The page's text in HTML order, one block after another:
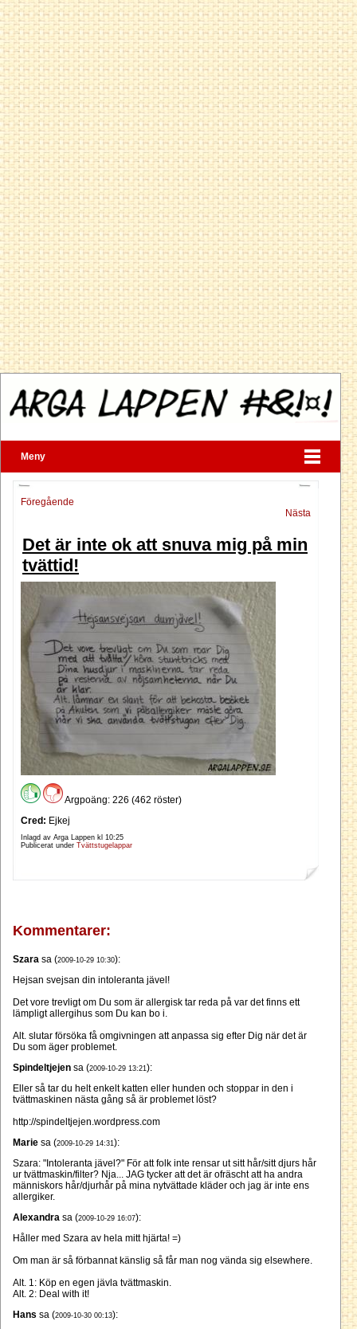
Meny
Föregående
Nästa
Det är inte ok att snuva mig på min
tvättid!
Argpoäng: 226 (462 röster)
Cred: Ejkej
Inlagd av Arga Lappen kl 10:25
Publicerat under Tvättstugelappar
Kommentarer:
Szara sa (2009-10-29 10:30):
Hejsan svejsan din intoleranta jävel!
Det vore trevligt om Du som är allergisk tar reda på var det finns ett
lämpligt allergihus som Du kan bo i.
Alt. slutar försöka få omgivningen att anpassa sig efter Dig när det är
Du som äger problemet.
Spindeltjejen sa (2009-10-29 13:21):
Eller så tar du helt enkelt katten eller hunden och stoppar in den i
tvättmaskinen nästa gång så är problemet löst?
http://spindeltjejen.wordpress.com
Marie sa (2009-10-29 14:31):
Szara: "Intoleranta jävel?" För att folk inte rensar ut sitt hår/sitt djurs hår
ur tvättmaskin/filter? Nja... JAG tycker att det är ofräscht att ha andra
människors hår/djurhår på mina nytvättade kläder och jag är inte ens
allergiker.
Alexandra sa (2009-10-29 16:07):
Håller med Szara av hela mitt hjärta! =)
Om man är så förbannat känslig så får man nog vända sig elsewhere.
Alt. 1: Köp en egen jävla tvättmaskin.
Alt. 2: Deal with it!
Hans sa (2009-10-30 00:13):